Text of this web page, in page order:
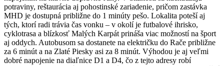
potraviny, reštaurácia aj pohostinské zariadenie, pričom zastávka
MHD je dostupná približne do 1 minúty pešo. Lokalita poteší aj
tých, ktorí radi trávia čas vonku – v okolí je futbalové ihrisko,
cyklotrasa a blízkosť Malých Karpát prináša viac možností na šport
aj oddych. Autobusom sa dostanete na električku do Rače približne
za 6 minút a na Zlaté Piesky asi za 8 minút. Výhodou je aj veľmi
dobré napojenie na diaľnice D1 a D4, čo z tejto adresy robí